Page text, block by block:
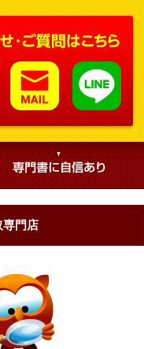
専門店